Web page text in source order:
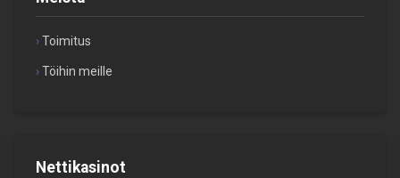
Toimitus
Töihin meille
Nettikasinot